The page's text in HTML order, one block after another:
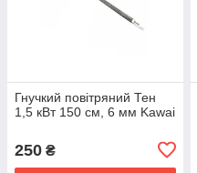
Гнучкий повітряний Тен
1,5 кВт 150 см, 6 мм Kawai
250 ₴